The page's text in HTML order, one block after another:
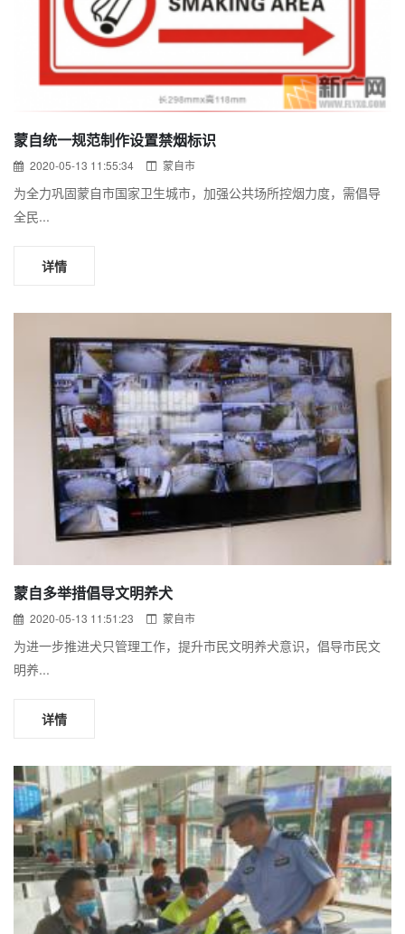
蒙自统一规范制作设置禁烟标识
2020-05-13 11:55:34 蒙自市
为全力巩固蒙自市国家卫生城市，加强公共场所控烟力度，需倡导
全民...
详情
蒙自多举措倡导文明养犬
2020-05-13 11:51:23 蒙自市
为进一步推进犬只管理工作，提升市民文明养犬意识，倡导市民文
明养...
详情